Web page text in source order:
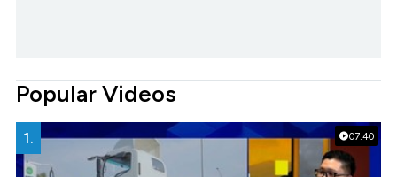
Popular Videos
07:40
1.